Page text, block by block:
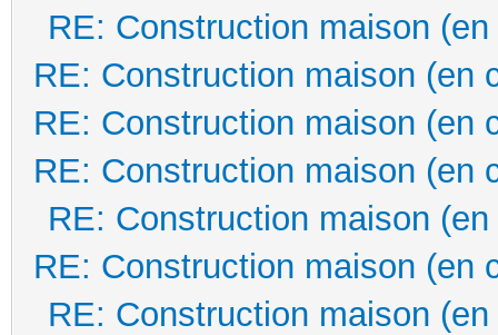
RE: Construction maison
RE: Construction maison (en
RE: Construction maison (en
RE: Construction maison (en
RE: Construction maison
RE: Construction maison (en
RE: Construction maison